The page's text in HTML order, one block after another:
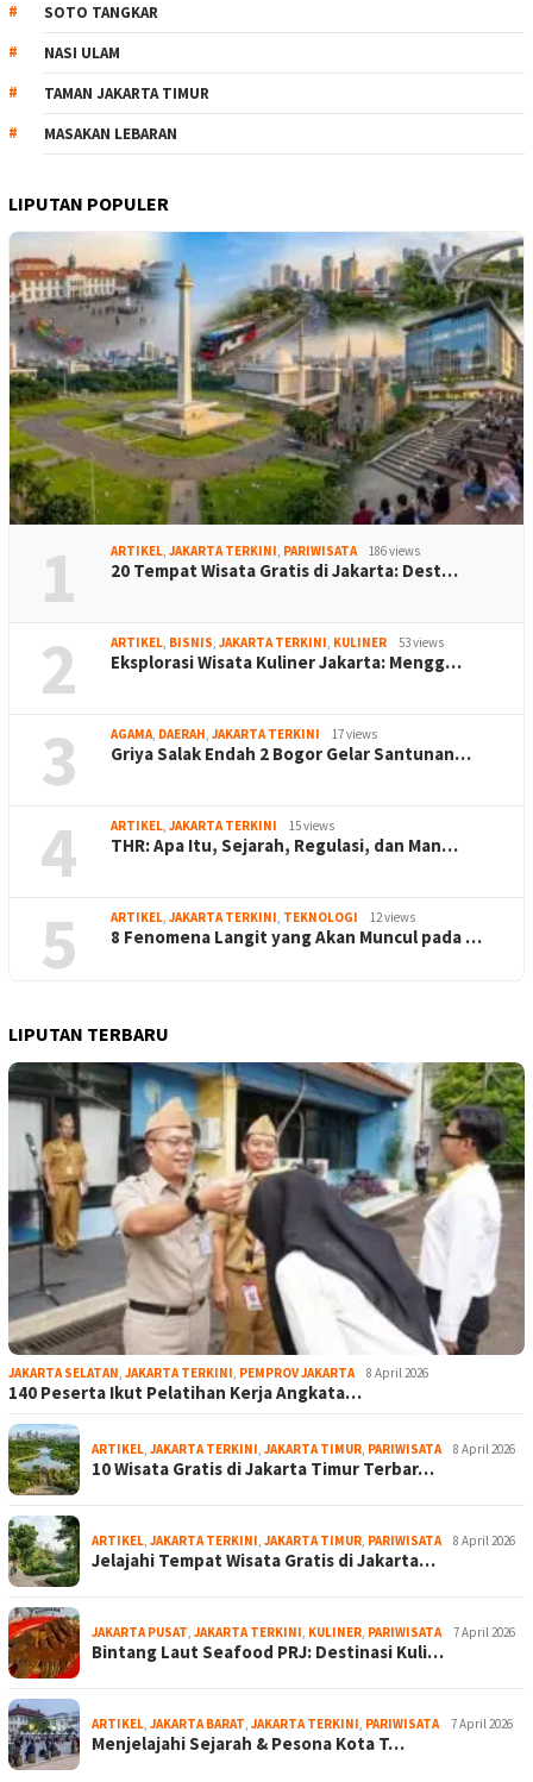
SOTO TANGKAR
NASI ULAM
TAMAN JAKARTA TIMUR
MASAKAN LEBARAN
LIPUTAN POPULER
1 ARTIKEL JAKARTA TERKINI PARIWISATA 186 views
20 Tempat Wisata Gratis di Jakarta: Dest…
2 ARTIKEL BISNIS JAKARTA TERKINI KULINER 53 views
Eksplorasi Wisata Kuliner Jakarta: Mengg…
3 AGAMA DAERAH JAKARTA TERKINI 17 views
Griya Salak Endah 2 Bogor Gelar Santunan…
4 ARTIKEL JAKARTA TERKINI 15 views
THR: Apa Itu, Sejarah, Regulasi, dan Man…
5 ARTIKEL JAKARTA TERKINI TEKNOLOGI 12 views
8 Fenomena Langit yang Akan Muncul pada …
LIPUTAN TERBARU
JAKARTA SELATAN JAKARTA TERKINI PEMPROV JAKARTA 8 April 2026
140 Peserta Ikut Pelatihan Kerja Angkata…
ARTIKEL JAKARTA TERKINI JAKARTA TIMUR PARIWISATA 8 April 2026
10 Wisata Gratis di Jakarta Timur Terbar…
ARTIKEL JAKARTA TERKINI JAKARTA TIMUR PARIWISATA 8 April 2026
Jelajahi Tempat Wisata Gratis di Jakarta…
JAKARTA PUSAT JAKARTA TERKINI KULINER PARIWISATA 7 April 2026
Bintang Laut Seafood PRJ: Destinasi Kuli…
ARTIKEL JAKARTA BARAT JAKARTA TERKINI PARIWISATA 7 April 2026
Menjelajahi Sejarah & Pesona Kota T…